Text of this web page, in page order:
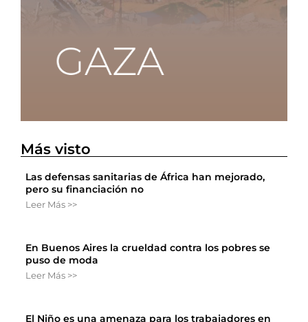
Más visto
Las defensas sanitarias de África han mejorado,
pero su financiación no
Leer Más >>
En Buenos Aires la crueldad contra los pobres se
puso de moda
Leer Más >>
El Niño es una amenaza para los trabajadores en